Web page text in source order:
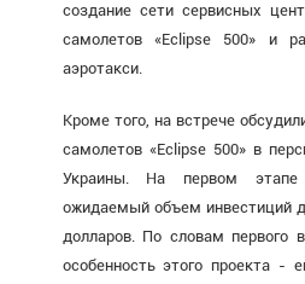
создание сети сервисных
самолетов «Eclipse 500» и
аэротакси.
Кроме того, на встрече
самолетов «Eclipse 500» в
Украины. На первом этапе
ожидаемый объем инвестиций
долларов. По словам первого
особенность этого проекта -